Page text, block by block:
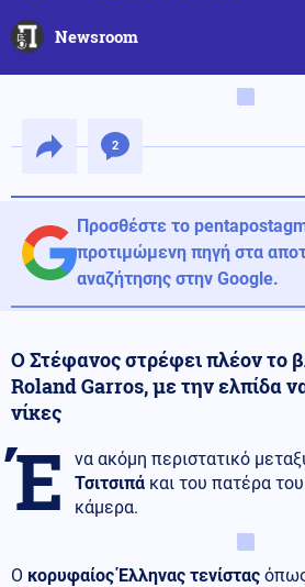
Newsroom
2
Προσθέστε το
προτιμώμενη πηγή στα
αναζήτησης στην Google.
Ο Στέφανος στρέφει πλέον το
Roland Garros, με την ελπίδα
νίκες
Έ να ακόμη περιστατικό
Τσιτσιπά και του πατέρα
κάμερα.
Ο κορυφαίος Έλληνας τενίστας